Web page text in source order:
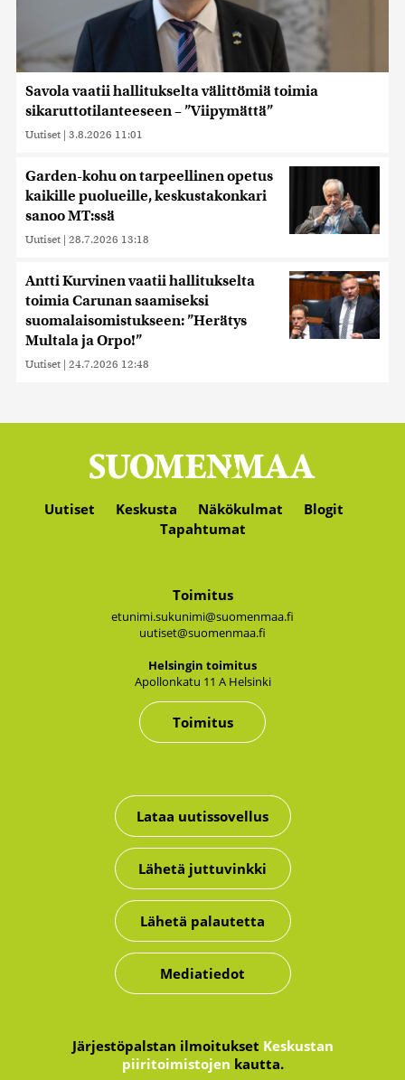
Savola vaatii hallitukselta välittömiä toimia
sikaruttotilanteeseen – ”Viipymättä”
Uutiset | 3.8.2026 11:01
Garden-kohu on tarpeellinen opetus
kaikille puolueille, keskustakonkari
sanoo MT:ssä
Uutiset | 28.7.2026 13:18
Antti Kurvinen vaatii hallitukselta
toimia Carunan saamiseksi
suomalaisomistukseen: ”Herätys
Multala ja Orpo!”
Uutiset | 24.7.2026 12:48
Uutiset Keskusta Näkökulmat
Blogit
Tapahtumat
Toimitus
etunimi.sukunimi@suomenmaa.fi
uutiset@suomenmaa.fi
Hel­sin­gin toi­mi­tus
Apol­lon­ka­tu 11 A Hel­sin­ki
Toimitus
Lataa uutissovellus
Lähetä juttuvinkki
Lähetä palautetta
Mediatiedot
Järjestöpalstan ilmoitukset Keskustan
piiritoimistojen kautta.